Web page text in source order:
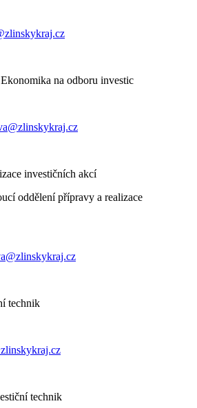
Ekonomika na odboru investic
investičních akcí
oddělení přípravy a realizace
technik
technik